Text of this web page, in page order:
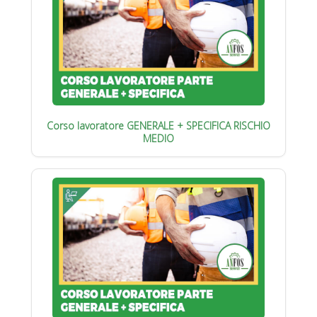
Corso lavoratore GENERALE + SPECIFICA RISCHIO
MEDIO